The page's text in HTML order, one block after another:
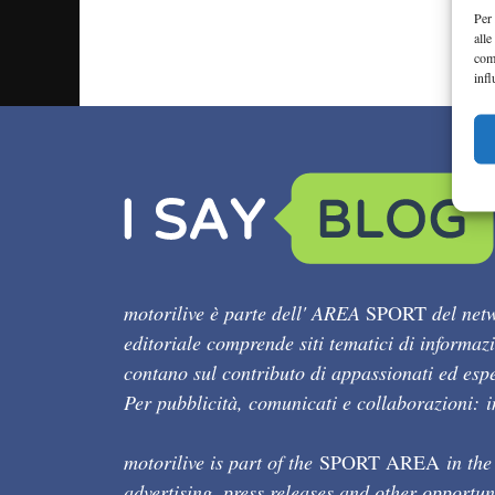
motorilive è parte dell' AREA SPORT del
editoriale comprende siti tematici di
contano sul contributo di appassionati ed
Per pubblicità, comunicati e collaborazioni:
motorilive is part of the SPORT AREA in